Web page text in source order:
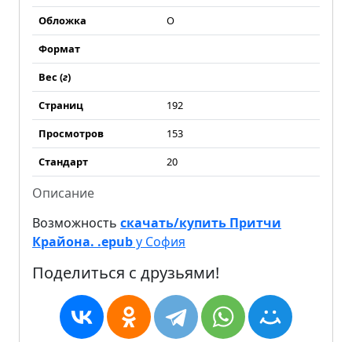
Обложка
О
Формат
Вес (г)
Страниц
192
Просмотров
153
Стандарт
20
Описание
Возможность скачать/купить Притчи
Крайона. .epubу София
Поделиться с друзьями!